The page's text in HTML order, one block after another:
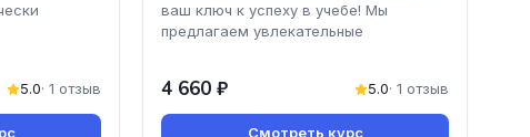
5.0· 1 отзыв
ваш ключ к успеху в учебе! Мы
предлагаем увлекательные
4 660 ₽ 5.0· 1 отзыв
Смотреть курс